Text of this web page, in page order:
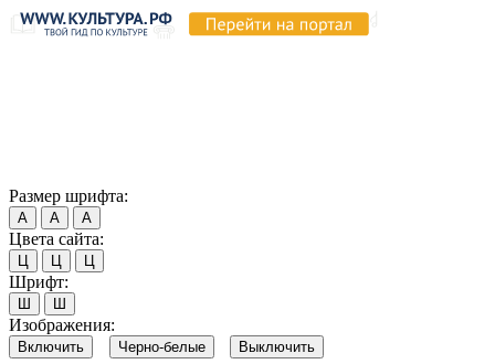
Размер шрифта:
А А А
Цвета сайта:
Ц Ц Ц
Шрифт:
Ш Ш
Изображения:
Включить Черно-белые Выключить